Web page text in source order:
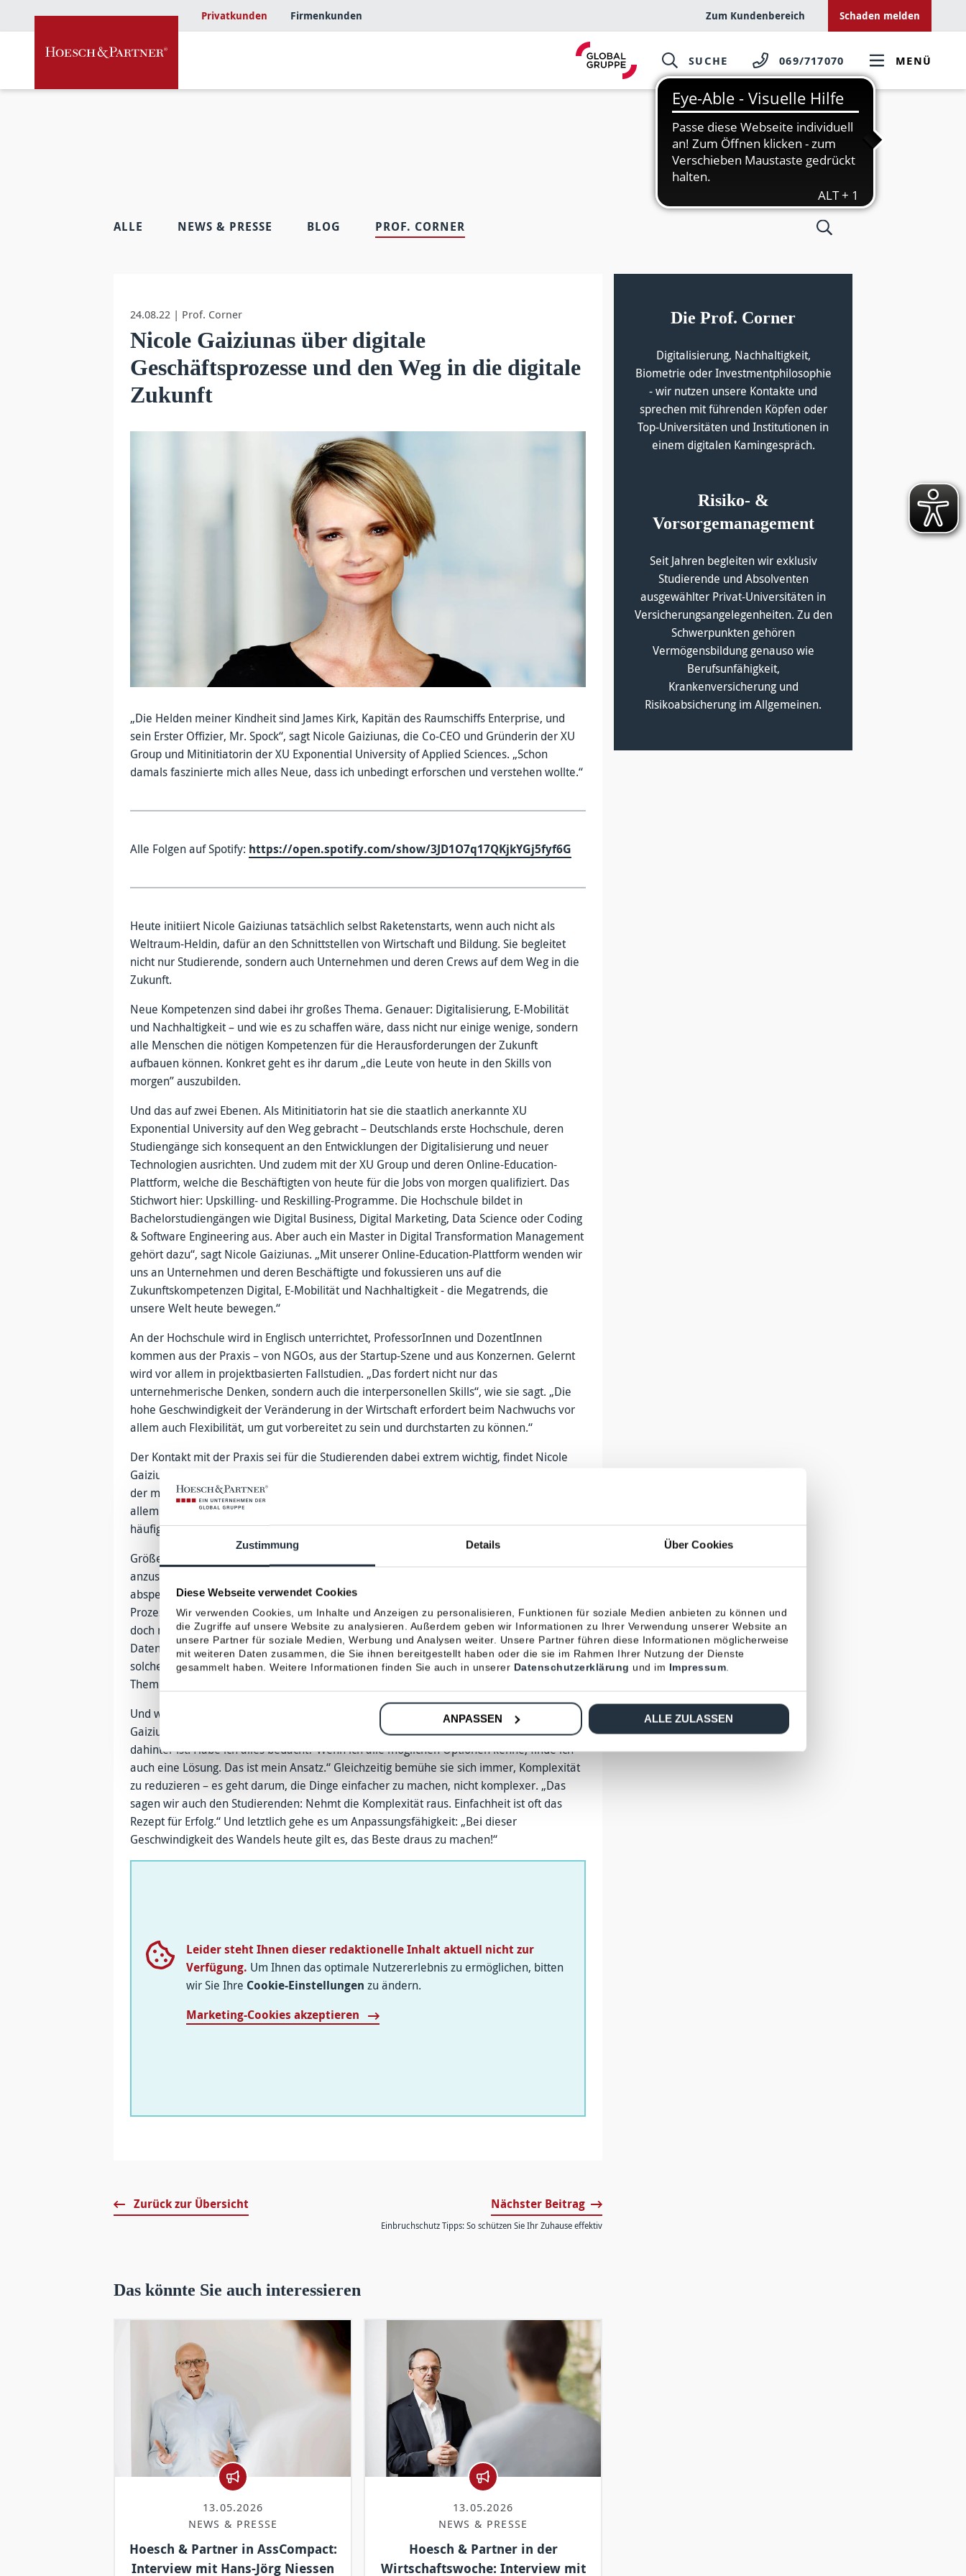
Zustimmung Details Über Cookies
Diese Webseite verwendet Cookies
Wir verwenden Cookies, um Inhalte und Anzeigen zu personalisieren, Funktionen für soziale Medien anbieten zu können und
die Zugriffe auf unsere Website zu analysieren. Außerdem geben wir Informationen zu Ihrer Verwendung unserer Website an
unsere Partner für soziale Medien, Werbung und Analysen weiter. Unsere Partner führen diese Informationen möglicherweise
mit weiteren Daten zusammen, die Sie ihnen bereitgestellt haben oder die sie im Rahmen Ihrer Nutzung der Dienste
gesammelt haben. Weitere Informationen finden Sie auch in unserer Datenschutzerklärung und im Impressum.
ANPASSEN ALLE ZULASSEN
Privatkunden Firmenkunden Zum Kundenbereich Schaden melden
SUCHE 069/717070 MENÜ
ALLE NEWS & PRESSE BLOG PROF. CORNER
Nicole Gaiziunas über digitale
Geschäftsprozesse und den Weg in die digitale
Zukunft
24.08.22 | Prof. Corner
„Die Helden meiner Kindheit sind James Kirk, Kapitän des Raumschiffs Enterprise, und
sein Erster Offizier, Mr. Spock“, sagt Nicole Gaiziunas, die Co-CEO und Gründerin der XU
Group und Mitinitiatorin der XU Exponential University of Applied Sciences. „Schon
damals faszinierte mich alles Neue, dass ich unbedingt erforschen und verstehen wollte.“
Alle Folgen auf Spotify: https://open.spotify.com/show/3JD1O7q17QKjkYGj5fyf6G
Heute initiiert Nicole Gaiziunas tatsächlich selbst Raketenstarts, wenn auch nicht als
Weltraum-Heldin, dafür an den Schnittstellen von Wirtschaft und Bildung. Sie begleitet
nicht nur Studierende, sondern auch Unternehmen und deren Crews auf dem Weg in die
Zukunft.
Neue Kompetenzen sind dabei ihr großes Thema. Genauer: Digitalisierung, E-Mobilität
und Nachhaltigkeit – und wie es zu schaffen wäre, dass nicht nur einige wenige, sondern
alle Menschen die nötigen Kompetenzen für die Herausforderungen der Zukunft
aufbauen können. Konkret geht es ihr darum „die Leute von heute in den Skills von
morgen” auszubilden.
Und das auf zwei Ebenen. Als Mitinitiatorin hat sie die staatlich anerkannte XU
Exponential University auf den Weg gebracht – Deutschlands erste Hochschule, deren
Studiengänge sich konsequent an den Entwicklungen der Digitalisierung und neuer
Technologien ausrichten. Und zudem mit der XU Group und deren Online-Education-
Plattform, welche die Beschäftigten von heute für die Jobs von morgen qualifiziert. Das
Stichwort hier: Upskilling- und Reskilling-Programme. Die Hochschule bildet in
Bachelorstudiengängen wie Digital Business, Digital Marketing, Data Science oder Coding
& Software Engineering aus. Aber auch ein Master in Digital Transformation Management
gehört dazu“, sagt Nicole Gaiziunas. „Mit unserer Online-Education-Plattform wenden wir
uns an Unternehmen und deren Beschäftigte und fokussieren uns auf die
Zukunftskompetenzen Digital, E-Mobilität und Nachhaltigkeit - die Megatrends, die
unsere Welt heute bewegen.“
An der Hochschule wird in Englisch unterrichtet, ProfessorInnen und DozentInnen
kommen aus der Praxis – von NGOs, aus der Startup-Szene und aus Konzernen. Gelernt
wird vor allem in projektbasierten Fallstudien. „Das fordert nicht nur das
unternehmerische Denken, sondern auch die interpersonellen Skills“, wie sie sagt. „Die
hohe Geschwindigkeit der Veränderung in der Wirtschaft erfordert beim Nachwuchs vor
allem auch Flexibilität, um gut vorbereitet zu sein und durchstarten zu können.“
Der Kontakt mit der Praxis sei für die Studierenden dabei extrem wichtig, findet Nicole
Gaiziunas, da diese eben auch lernen müssen, dass „nicht nur alles grüne Wiese ist, auf
der man neue Codes schreibt und dann kommt das Neue in die Welt, sondern es geht vor
allem auch darum, dieses Neue dann in bestehende Strukturen zu integrieren und mit
häufig deutlich älteren KollegInnen an echten Geschäftsprozessen zu arbeiten.“
Größer noch sei jedoch die Herausforderung, die klassischen Arbeitnehmenden
anzusprechen, die es häufig „schon digital finden, wenn sie ein Dokument als PDF
abspeichern können“. Die Coronakrise und der Umzug ins Homeoffice habe dem Trend,
Prozesse zu digitalisieren, deutlich Schubkraft verliehen, beobachtet Nicole Gaiziunas,
doch noch immer hätten viele Arbeitnehmende Angst, wenn es um Digitalisierung und
Datenberge geht. „Wer aufgeklärt ist und kompetent, kann viel selbstbewusster mit
solchen Prozessen umgehen. Ängste abzubauen und Optimismus zu schaffen für neue
Themen, das ist unsere Aufgabe.“
Und wie bereitet sie sich persönlich auf die Unwägbarkeiten des Lebens vor? Nicole
Gaiziunas lacht und sagt: „Ich bin Optimistin und blicke mit Neugier nach vorne. Die Logik
dahinter ist: Habe ich alles bedacht? Wenn ich alle möglichen Optionen kenne, finde ich
auch eine Lösung. Das ist mein Ansatz.“ Gleichzeitig bemühe sie sich immer, Komplexität
zu reduzieren – es geht darum, die Dinge einfacher zu machen, nicht komplexer. „Das
sagen wir auch den Studierenden: Nehmt die Komplexität raus. Einfachheit ist oft das
Rezept für Erfolg.“ Und letztlich gehe es um Anpassungsfähigkeit: „Bei dieser
Geschwindigkeit des Wandels heute gilt es, das Beste draus zu machen!“
Leider steht Ihnen dieser redaktionelle Inhalt aktuell nicht zur
Verfügung. Um Ihnen das optimale Nutzererlebnis zu ermöglichen, bitten
wir Sie Ihre Cookie-Einstellungen zu ändern.
Marketing-Cookies akzeptieren
Zurück zur Übersicht Nächster Beitrag
Einbruchschutz Tipps: So schützen Sie Ihr Zuhause effektiv
Das könnte Sie auch interessieren
13.05.2026
NEWS & PRESSE
Hoesch & Partner in AssCompact:
Interview mit Hans-Jörg Niessen
13.05.2026
NEWS & PRESSE
Hoesch & Partner in der
Wirtschaftswoche: Interview mit
Die Prof. Corner
Digitalisierung, Nachhaltigkeit,
Biometrie oder Investmentphilosophie
- wir nutzen unsere Kontakte und
sprechen mit führenden Köpfen oder
Top-Universitäten und Institutionen in
einem digitalen Kamingespräch.
Risiko- &
Vorsorgemanagement
Seit Jahren begleiten wir exklusiv
Studierende und Absolventen
ausgewählter Privat-Universitäten in
Versicherungsangelegenheiten. Zu den
Schwerpunkten gehören
Vermögensbildung genauso wie
Berufsunfähigkeit,
Krankenversicherung und
Risikoabsicherung im Allgemeinen.